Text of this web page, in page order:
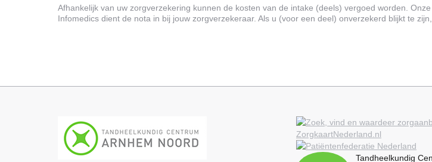
Afhankelijk van uw zorgverzekering kunnen de kosten van de intake (deels) vergoed worden.
Infomedics dient de nota in bij jouw zorgverzekeraar. Als u (voor een deel) onverzekerd blijkt te
Tandheelkundig